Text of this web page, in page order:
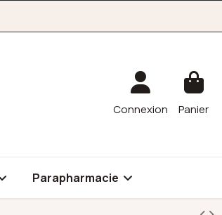
Connexion Panier
Parapharmacie